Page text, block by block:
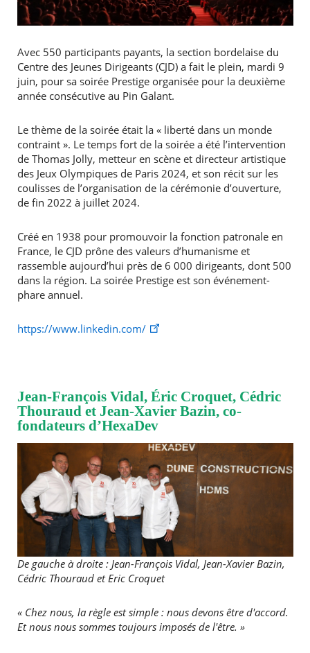
Avec 550 participants payants, la section bordelaise du
Centre des Jeunes Dirigeants (CJD) a fait le plein, mardi 9
juin, pour sa soirée Prestige organisée pour la deuxième
année consécutive au Pin Galant.
Le thème de la soirée était la « liberté dans un monde
contraint ». Le temps fort de la soirée a été l’intervention
de Thomas Jolly, metteur en scène et directeur artistique
des Jeux Olympiques de Paris 2024, et son récit sur les
coulisses de l’organisation de la cérémonie d’ouverture,
de fin 2022 à juillet 2024.
Créé en 1938 pour promouvoir la fonction patronale en
France, le CJD prône des valeurs d’humanisme et
rassemble aujourd’hui près de 6 000 dirigeants, dont 500
dans la région. La soirée Prestige est son événement-
phare annuel.
https://www.linkedin.com/
Jean-François Vidal, Éric Croquet, Cédric
Thouraud et Jean-Xavier Bazin, co-
fondateurs d’HexaDev
De gauche à droite : Jean-François Vidal, Jean-Xavier Bazin,
Cédric Thouraud et Eric Croquet
« Chez nous, la règle est simple : nous devons être d'accord.
Et nous nous sommes toujours imposés de l'être. »